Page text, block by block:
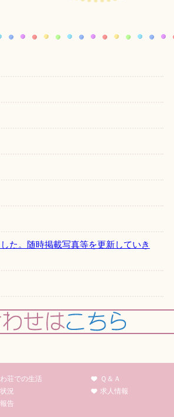
た。随時掲載写真等を更新していき
再公告後の入札で決定致しました。
荘での生活
況
告
Ｑ＆Ａ
求人情報